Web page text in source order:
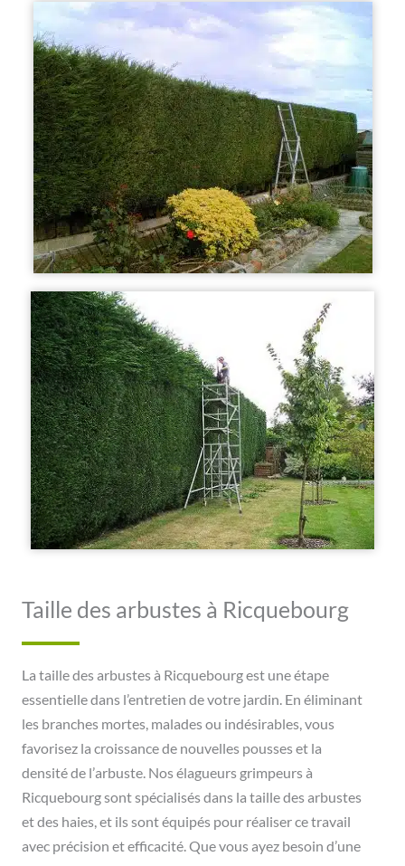
Taille des arbustes à Ricquebourg
La taille des arbustes à Ricquebourg est une étape
essentielle dans l’entretien de votre jardin. En éliminant
les branches mortes, malades ou indésirables, vous
favorisez la croissance de nouvelles pousses et la
densité de l’arbuste. Nos élagueurs grimpeurs à
Ricquebourg sont spécialisés dans la taille des arbustes
et des haies, et ils sont équipés pour réaliser ce travail
avec précision et efficacité. Que vous ayez besoin d’une